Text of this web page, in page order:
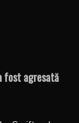
fost agresată